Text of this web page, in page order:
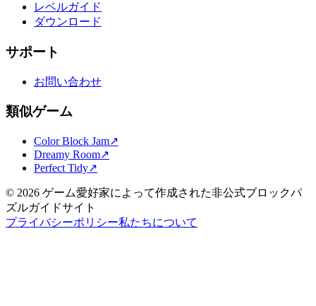
レベルガイド
ダウンロード
サポート
お問い合わせ
類似ゲーム
Color Block Jam↗️
Dreamy Room↗️
Perfect Tidy↗️
© 2026 ゲーム愛好家によって作成された非公式ブロックパ
ズルガイドサイト
プライバシーポリシー私たちについて